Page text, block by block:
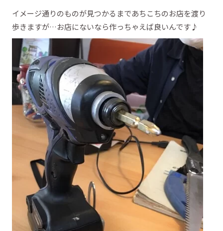
イメージ通りのものが見つかるまであちこちのお店を渡り
歩きますが…お店にないなら作っちゃえば良いんです♪